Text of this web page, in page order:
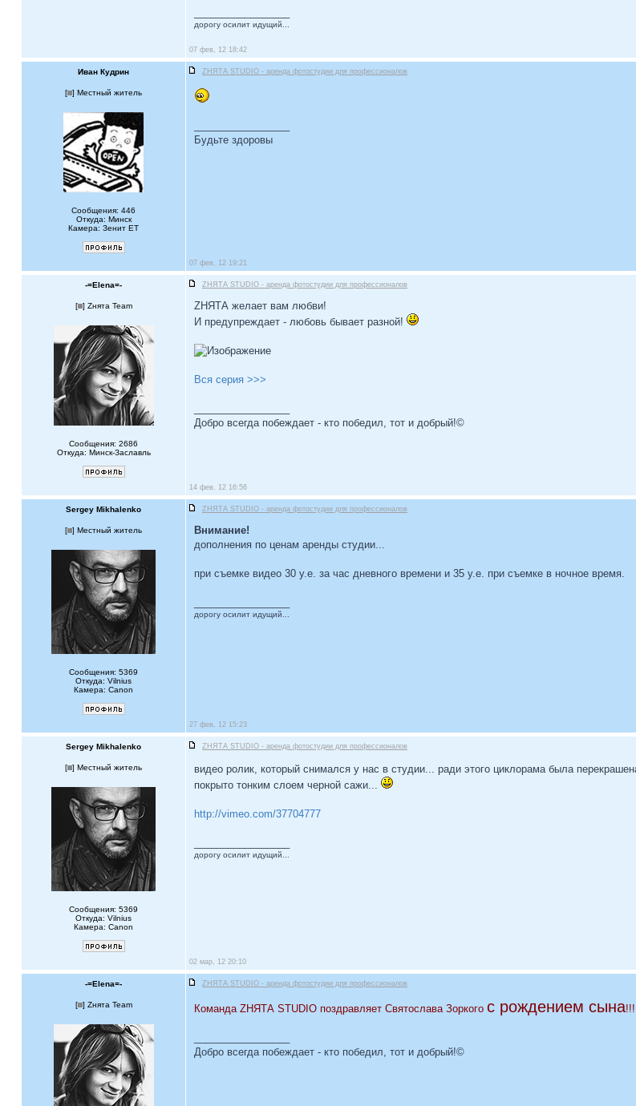
дорогу осилит идущий...
07 фев, 12 18:42
Иван Кудрин ZНЯТА STUDIO - аренда фотостудии для профессионалов
[ ] Местный житель
Сообщения: 446
Откуда: Минск
Камера: Зенит ЕТ
Будьте здоровы
07 фев, 12 19:21
-=Elena=- ZНЯТА STUDIO - аренда фотостудии для профессионалов
[ ] Zнята Team
Сообщения: 2686
Откуда: Минск-Заславль
ZНЯТА желает вам любви!
И предупреждает - любовь бывает разной!
Вся серия >>>
Добро всегда побеждает - кто победил, тот и добрый!©
14 фев, 12 16:56
Sergey Mikhalenko ZНЯТА STUDIO - аренда фотостудии для профессионалов
[ ] Местный житель
Сообщения: 5369
Откуда: Vilnius
Камера: Canon
Внимание!
дополнения по ценам аренды студии...
при съемке видео 30 у.е. за час дневного времени и 35 у.е. при съемке в ночное время.
дорогу осилит идущий...
27 фев, 12 15:23
Sergey Mikhalenko ZНЯТА STUDIO - аренда фотостудии для профессионалов
[ ] Местный житель
Сообщения: 5369
Откуда: Vilnius
Камера: Canon
видео ролик, который снимался у нас в студии... ради этого циклорама была
покрыто тонким слоем черной сажи...
http://vimeo.com/37704777
дорогу осилит идущий...
02 мар, 12 20:10
-=Elena=- ZНЯТА STUDIO - аренда фотостудии для профессионалов
[ ] Zнята Team Команда ZНЯТА STUDIO поздравляет Святослава Зоркого с рождением сына!!!
Добро всегда побеждает - кто победил, тот и добрый!©